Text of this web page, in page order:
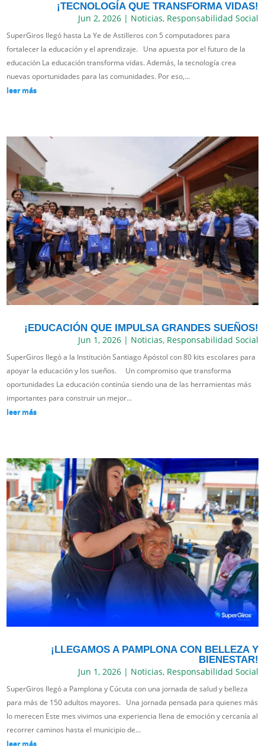
¡TECNOLOGÍA QUE TRANSFORMA VIDAS!
Jun 2, 2026| Noticias, Responsabilidad Social
SuperGiros llegó hasta La Ye de Astilleros con 5 computadores para
fortalecer la educación y el aprendizaje. Una apuesta por el futuro de la
educación La educación transforma vidas. Además, la tecnología crea
nuevas oportunidades para las comunidades. Por eso,...
leer más
¡EDUCACIÓN QUE IMPULSA GRANDES SUEÑOS!
Jun 1, 2026| Noticias, Responsabilidad Social
SuperGiros llegó a la Institución Santiago Apóstol con 80 kits escolares para
apoyar la educación y los sueños. Un compromiso que transforma
oportunidades La educación continúa siendo una de las herramientas más
importantes para construir un mejor...
leer más
¡LLEGAMOS A PAMPLONA CON BELLEZA Y
BIENESTAR!
Jun 1, 2026| Noticias, Responsabilidad Social
SuperGiros llegó a Pamplona y Cúcuta con una jornada de salud y belleza
para más de 150 adultos mayores. Una jornada pensada para quienes más
lo merecen Este mes vivimos una experiencia llena de emoción y cercanía al
recorrer caminos hasta el municipio de...
leer más